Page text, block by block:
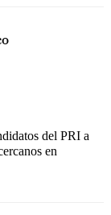
del PRI a
en